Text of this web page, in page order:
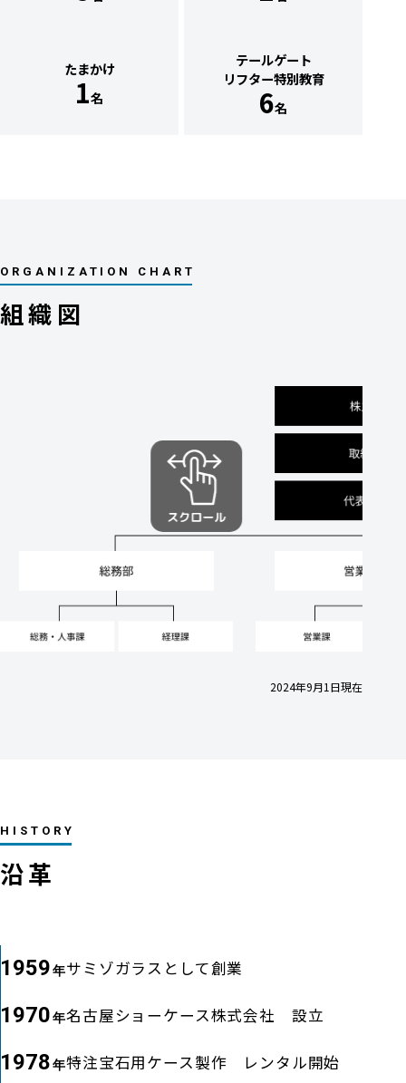
たまかけ
1名
テールゲート
リフター特別教育
6名
ORGANIZATION CHART
組織図
2024年9月1日現在
HISTORY
沿革
1959 サミゾガラスとして創業
1970 名古屋ショーケース株式会社 設立
1978 特注宝石用ケース製作 レンタル開始